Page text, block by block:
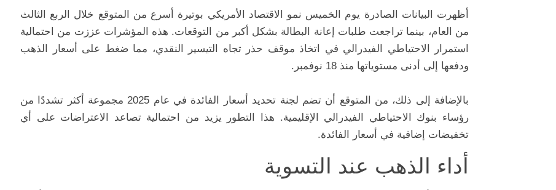
أظهرت البيانات الصادرة يوم الخميس نمو الاقتصاد الأمريكي بوتيرة أسرع من المتوقع خلال الربع الثالث
من العام، بينما تراجعت طلبات إعانة البطالة بشكل أكبر من التوقعات. هذه المؤشرات عززت من احتمالية
استمرار الاحتياطي الفيدرالي في اتخاذ موقف حذر تجاه التيسير النقدي، مما ضغط على أسعار الذهب
ودفعها إلى أدنى مستوياتها منذ 18 نوفمبر.
بالإضافة إلى ذلك، من المتوقع أن تضم لجنة تحديد أسعار الفائدة في عام 2025 مجموعة أكثر تشددًا من
رؤساء بنوك الاحتياطي الفيدرالي الإقليمية. هذا التطور يزيد من احتمالية تصاعد الاعتراضات على أي
تخفيضات إضافية في أسعار الفائدة.
أداء الذهب عند التسوية